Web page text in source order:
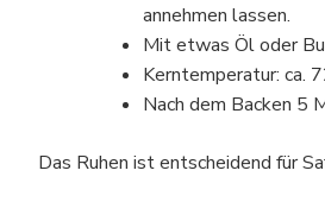
annehmen lassen.
Mit etwas Öl oder
Kerntemperatur: ca.
Nach dem Backen 5
Das Ruhen ist entscheidend für